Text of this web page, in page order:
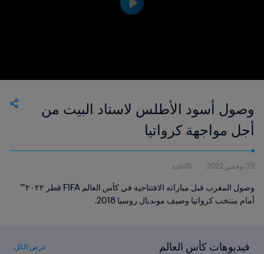
وصول أسود الأطلس لاستاد البيت من
أجل مواجهة كرواتيا
23 نوفمبر 2022 35ثانية
وصول المغرب قبل مباراته الافتتاحية في كأس العالم FIFA قطر ٢٠٢٢™
أمام منتخب كرواتيا وصيف مونديال روسيا 2018.
فيديوهات كأس العالم عرض الكل